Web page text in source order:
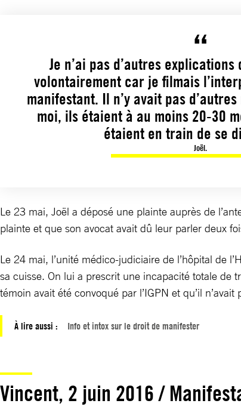
Je n’ai pas d’autres explications
volontairement car je filmais
manifestant. Il n’y avait pas
moi, ils étaient à au moins 20-30
étaient en train de se
Joël.
Le 23 mai, Joël a déposé une plainte auprès de
plainte et que son avocat avait dû leur parler deux
Le 24 mai, l’unité médico-judiciaire de l’hôpital de
sa cuisse. On lui a prescrit une incapacité totale de
témoin avait été convoqué par l’IGPN et qu’il
À lire aussi : Info et intox sur le droit de manifester
Vincent, 2 juin 2016 /